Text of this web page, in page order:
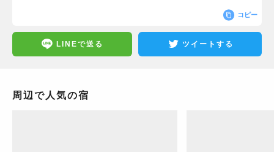
コピー
LINEで送る ツイートする
周辺で人気の宿